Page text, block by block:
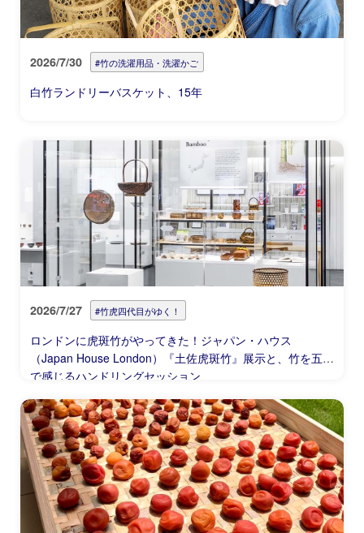
2026/7/30 #竹の洗濯用品・洗濯かご
白竹ランドリーバスケット、15年
2026/7/27 #竹虎四代目がゆく！
ロンドンに虎斑竹がやってきた！ジャパン・ハウス
（Japan House London）『土佐虎斑竹』展示と、竹を五感
で感じるハンドリングセッション